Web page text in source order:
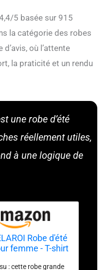
5 basée sur 915
la catégorie des robes
où l’attente
la praticité et un rendu
une robe d’été
réellement utiles,
à une logique de
Robe d'été
femme - T-shirt
: cette robe grande